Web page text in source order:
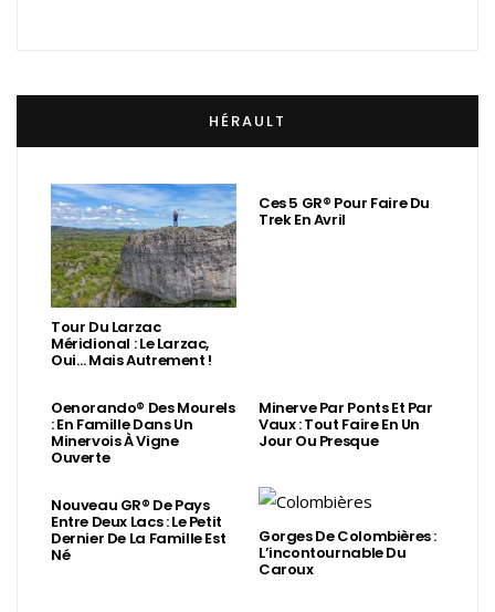
HÉRAULT
Tour Du Larzac
Méridional : Le Larzac,
Oui… Mais Autrement !
Ces 5 GR® Pour Faire Du
Trek En Avril
Oenorando® Des Mourels
: En Famille Dans Un
Minervois À Vigne
Ouverte
Minerve Par Ponts Et Par
Vaux : Tout Faire En Un
Jour Ou Presque
Nouveau GR® De Pays
Entre Deux Lacs : Le Petit
Dernier De La Famille Est
Né
Gorges De Colombières :
L’incontournable Du
Caroux